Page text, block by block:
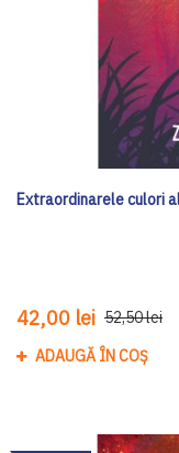
Extraordinarele culori
42,00 lei 52,50 lei
ADAUGĂ ÎN COȘ